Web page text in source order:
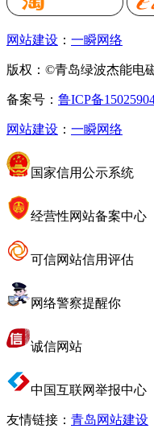
网站建设 ： 一瞬网络
版权：©青岛绿波杰能电
备案号： 鲁ICP备
网站建设 ： 一瞬网络
国家信用公示系统
经营性网站备案中心
可信网站信用评估
网络警察提醒你
诚信网站
中国互联网举报中心
友情链接： 青岛网站建设